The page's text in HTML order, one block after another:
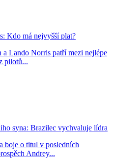
Kdo má nejvyšší plat?
Lando Norris patří mezi nejlépe
pilotů...
syna: Brazilec vychvaluje lídra
boje o titul v posledních
Andrey...